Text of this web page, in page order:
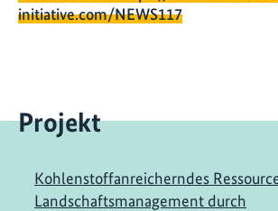
initiative.com/NEWS117
Projekt
Kohlenstoffanreicherndes
Landschaftsmanagement durch